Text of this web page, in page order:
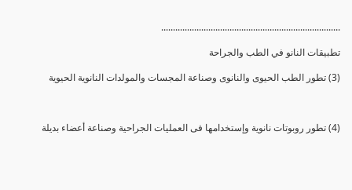
............................................................................
تطبيقات النانو في الطب والجراحة
(3) تطور الطب الحيوى والنانوى وصناعة المجسات والمولدات النانوية الحيوية
(4) تطور روبوتات نانوية وإستخدامها فى العمليات الجراحية وصناعة أعضاء بديلة